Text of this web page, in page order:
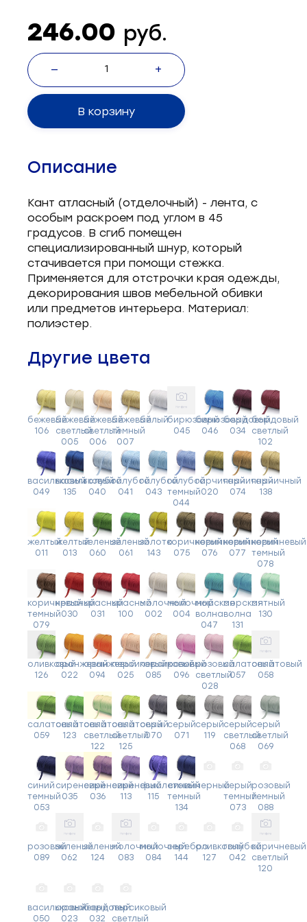
Запчасти: иглы
Нетканые материалы
Установочное оборудование
246.00 руб.
— +
В корзину
Описание
Кант атласный (отделочный) - лента, с
особым раскроем под углом в 45
градусов. В сгиб помещен
специализированный шнур, который
стачивается при помощи стежка.
Применяется для отстрочки края одежды,
декорирования швов мебельной обивки
или предметов интерьера. Материал:
полиэстер.
Другие цвета
бежевый
106
бежевый
светлый
005
бежевый
светлый
006
бежевый
темный
007
белыйбирюзовый
045
бирюзовый
046
бордовый
034
бордовый
светлый
102
васильковый
049
васильковый
135
голубой
040
голубой
041
голубой
043
голубой
темный
044
горчичный
020
горчичный
074
горчичный
138
желтый
011
желтый
013
зеленый
060
зеленый
061
золото
143
коричневый
075
коричневый
076
коричневый
077
коричневый
темный
078
коричневый
темный
079
красный
030
красный
031
красный
100
молочный
002
молочный
004
морская
волна
047
морская
волна
131
мятный
130
оливковый
126
оранжевый
022
оранжевый
094
персиковый
025
персиковый
085
розовый
096
розовый
светлый
028
салатовый
057
салатовый
058
салатовый
059
салатовый
123
салатовый
светлый
122
салатовый
светлый
125
серый
070
серый
071
серый
119
серый
светлый
068
серый
светлый
069
синий
темный
053
сиреневый
035
сиреневый
036
сиреневый
113
фиолетовый
115
синий
темный
134
черныйсерый
темный
073
розовый
темный
088
розовый
089
зеленый
062
зеленый
124
молочный
083
молочный
084
серебро
144
оливковый
127
голубой
042
коричневый
светлый
120
васильковый
050
оранжевый
023
бордовый
032
персиковый
светлый